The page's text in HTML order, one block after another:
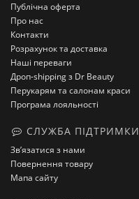
Публічна оферта
Про нас
Контакти
Розрахунок та доставка
Наші переваги
Дроп-shipping з Dr Beauty
Перукарям та салонам краси
Програма лояльності
СЛУЖБА ПІДТРИМКИ
Зв’язатися з нами
Повернення товару
Мапа сайту